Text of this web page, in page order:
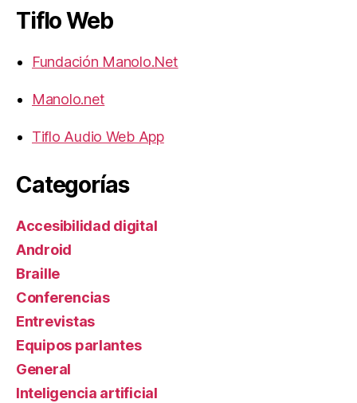
Tiflo Web
Fundación Manolo.Net
Manolo.net
Tiflo Audio Web App
Categorías
Accesibilidad digital
Android
Braille
Conferencias
Entrevistas
Equipos parlantes
General
Inteligencia artificial